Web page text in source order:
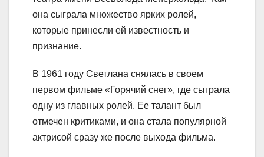
она сыграла множество ярких ролей,
которые принесли ей известность и
признание.
В 1961 году Светлана снялась в своем
первом фильме «Горячий снег», где сыграла
одну из главных ролей. Ее талант был
отмечен критиками, и она стала популярной
актрисой сразу же после выхода фильма.